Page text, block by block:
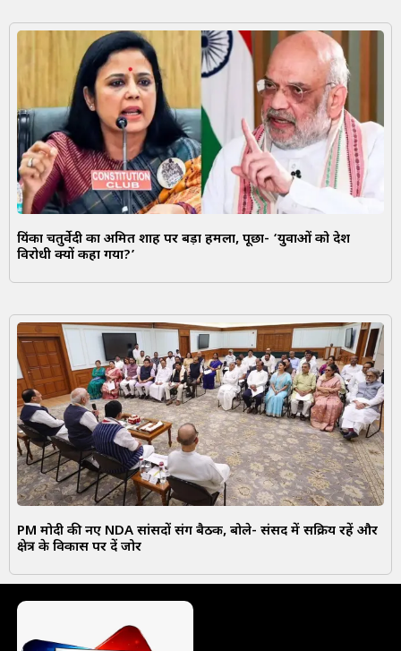
प्रियंका चतुर्वेदी का अमित शाह पर बड़ा हमला, पूछा- ‘युवाओं को देश
विरोधी क्यों कहा गया?’
PM मोदी की नए NDA सांसदों संग बैठक, बोले- संसद में सक्रिय रहें और
क्षेत्र के विकास पर दें जोर